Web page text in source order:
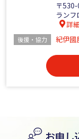
〒
ランフ
詳
後援・協力 紀伊國